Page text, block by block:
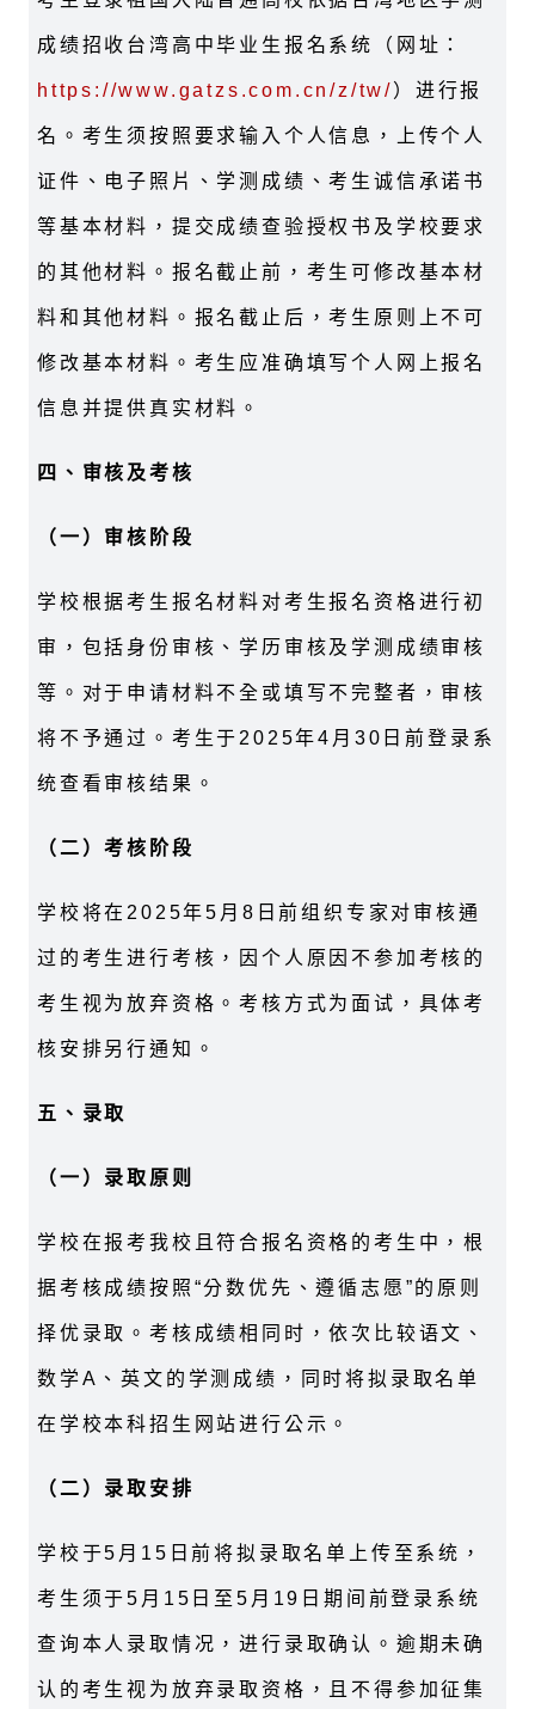
成绩招收台湾高中毕业生报名系统（网址：
https://www.gatzs.com.cn/z/tw/）进行报
名。考生须按照要求输入个人信息，上传个人
证件、电子照片、学测成绩、考生诚信承诺书
等基本材料，提交成绩查验授权书及学校要求
的其他材料。报名截止前，考生可修改基本材
料和其他材料。报名截止后，考生原则上不可
修改基本材料。考生应准确填写个人网上报名
信息并提供真实材料。
四、审核及考核
（一）审核阶段
学校根据考生报名材料对考生报名资格进行初
审，包括身份审核、学历审核及学测成绩审核
等。对于申请材料不全或填写不完整者，审核
将不予通过。考生于2025年4月30日前登录系
统查看审核结果。
（二）考核阶段
学校将在2025年5月8日前组织专家对审核通
过的考生进行考核，因个人原因不参加考核的
考生视为放弃资格。考核方式为面试，具体考
核安排另行通知。
五、录取
（一）录取原则
学校在报考我校且符合报名资格的考生中，根
据考核成绩按照“分数优先、遵循志愿”的原则
择优录取。考核成绩相同时，依次比较语文、
数学A、英文的学测成绩，同时将拟录取名单
在学校本科招生网站进行公示。
（二）录取安排
学校于5月15日前将拟录取名单上传至系统，
考生须于5月15日至5月19日期间前登录系统
查询本人录取情况，进行录取确认。逾期未确
认的考生视为放弃录取资格，且不得参加征集